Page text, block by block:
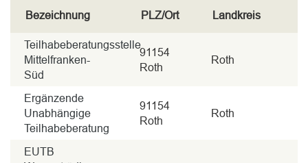
Bezeichnung PLZ/Ort Landkreis
Teilhabeberatungsstelle
Mittelfranken-
Süd
91154
Roth
Roth
Ergänzende
Unabhängige
Teilhabeberatung
91154
Roth
Roth
EUTB